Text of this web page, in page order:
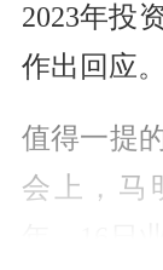
2023年投
作出回应。
值得一提
会上，马
年，16日